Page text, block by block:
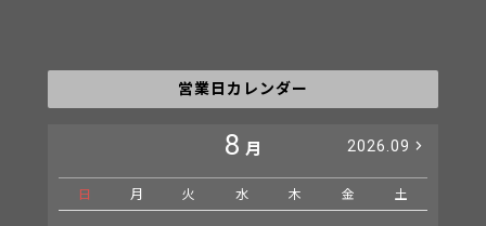
営業日カレンダー
8 月 2026.09
日 月 火 水 木 金 土